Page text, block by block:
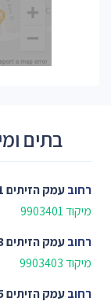
בתים
רחובעמק הזיתים 1
מיקוד 9903401
רחובעמק הזיתים 3
מיקוד 9903403
רחובעמק הזיתים 5